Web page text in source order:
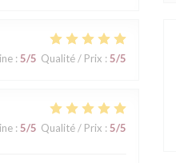
: 5/5 Qualité / Prix : 5/5
: 5/5 Qualité / Prix : 5/5